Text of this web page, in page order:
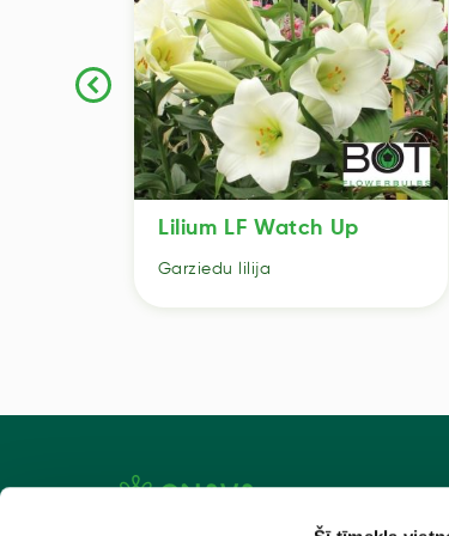
Lilium LF Watch Up
Garziedu lilija